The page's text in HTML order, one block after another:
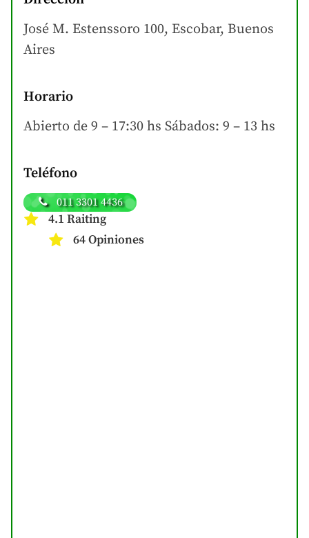
José M. Estenssoro 100, Escobar, Buenos
Aires
Horario
Abierto de 9 – 17:30 hs Sábados: 9 – 13 hs
Teléfono
011 3301 4436
4.1 Raiting
64 Opiniones